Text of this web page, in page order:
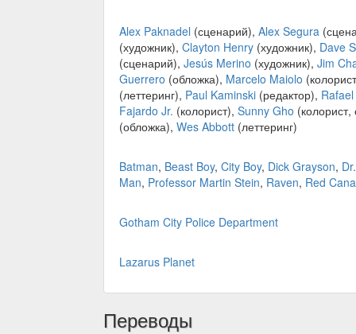
Alex Paknadel (сценарий), Alex Segura
(художник), Clayton Henry (художник), Dave
(сценарий), Jesús Merino (художник), Jim
Guerrero (обложка), Marcelo Maiolo
(леттеринг), Paul Kaminski (редактор),
Fajardo Jr. (колорист), Sunny Gho
(обложка), Wes Abbott (леттеринг)
Batman, Beast Boy, City Boy, Dick Grayson,
Man, Professor Martin Stein, Raven, Red
Gotham City Police Department
Lazarus Planet
Переводы